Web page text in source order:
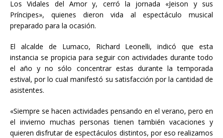
Los Vidales del Amor y, cerró la jornada «Jeison y sus
Príncipes», quienes dieron vida al espectáculo musical
preparado para la ocasión.
El alcalde de Lumaco, Richard Leonelli, indicó que esta
instancia se propicia para seguir con actividades durante todo
el año y no sólo concentrar estas durante la temporada
estival, por lo cual manifestó su satisfacción por la cantidad de
asistentes.
«Siempre se hacen actividades pensando en el verano, pero en
el invierno muchas personas tienen también vacaciones y
quieren disfrutar de espectáculos distintos, por eso realizamos